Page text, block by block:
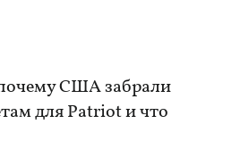
США забрали
для Patriot и что